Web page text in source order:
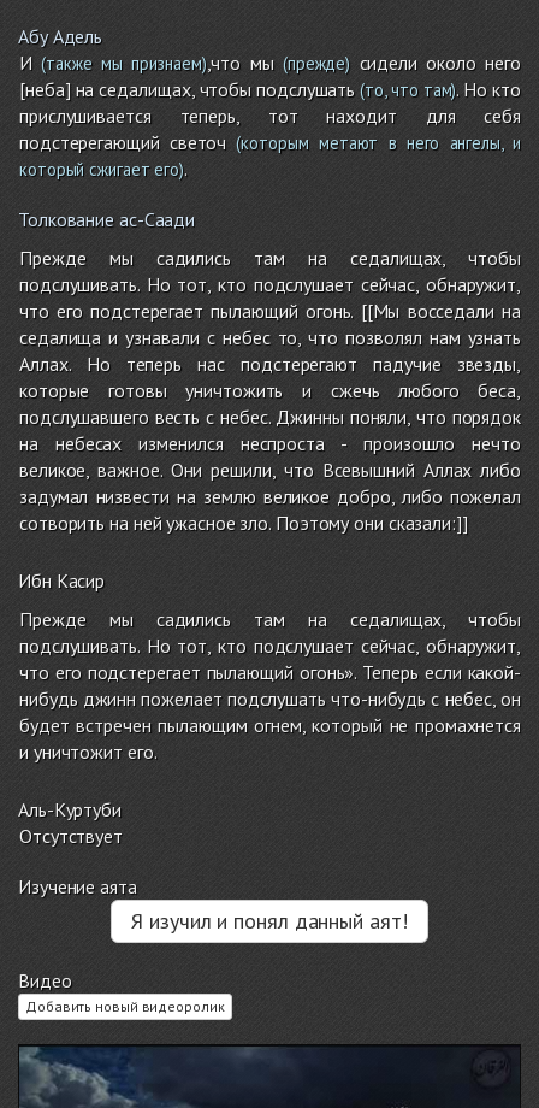
Абу Адель
И(также мы признаем),что мы(прежде) сидели около него
[неба] на седалищах, чтобы подслушать (то, что там). Но кто
прислушивается теперь, тот находит для себя
подстерегающий светоч (которым метают в него ангелы, и
который сжигает его).
Толкование ас-Саади
Прежде мы садились там на седалищах, чтобы
подслушивать. Но тот, кто подслушает сейчас, обнаружит,
что его подстерегает пылающий огонь. [[Мы восседали на
седалища и узнавали с небес то, что позволял нам узнать
Аллах. Но теперь нас подстерегают падучие звезды,
которые готовы уничтожить и сжечь любого беса,
подслушавшего весть с небес. Джинны поняли, что порядок
на небесах изменился неспроста - произошло нечто
великое, важное. Они решили, что Всевышний Аллах либо
задумал низвести на землю великое добро, либо пожелал
сотворить на ней ужасное зло. Поэтому они сказали:]]
Ибн Касир
Прежде мы садились там на седалищах, чтобы
подслушивать. Но тот, кто подслушает сейчас, обнаружит,
что его подстерегает пылающий огонь». Теперь если какой-
нибудь джинн пожелает подслушать что-нибудь с небес, он
будет встречен пылающим огнем, который не промахнется
и уничтожит его.
Аль-Куртуби
Отсутствует
Изучение аята
Я изучил и понял данный аят!
Видео
Добавить новый видеоролик